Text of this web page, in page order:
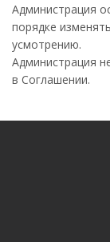
Администрация
порядке
усмотрению.
Администрация
в Соглашении.